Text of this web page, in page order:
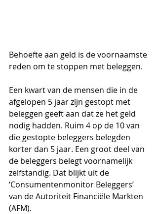
Behoefte aan geld is de voornaamste
reden om te stoppen met beleggen.
Een kwart van de mensen die in de
afgelopen 5 jaar zijn gestopt met
beleggen geeft aan dat ze het geld
nodig hadden. Ruim 4 op de 10 van
die gestopte beleggers belegden
korter dan 5 jaar. Een groot deel van
de beleggers belegt voornamelijk
zelfstandig. Dat blijkt uit de
‘Consumentenmonitor Beleggers’
van de Autoriteit Financiële Markten
(AFM).